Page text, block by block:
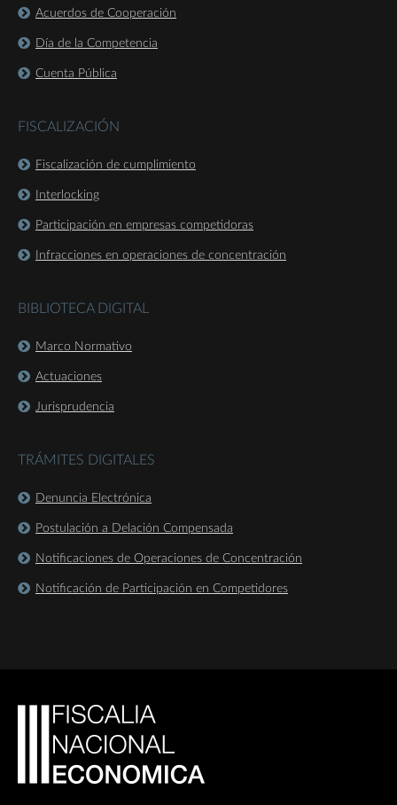
Acuerdos de Cooperación
Día de la Competencia
Cuenta Pública
FISCALIZACIÓN
Fiscalización de cumplimiento
Interlocking
Participación en empresas competidoras
Infracciones en operaciones de concentración
BIBLIOTECA DIGITAL
Marco Normativo
Actuaciones
Jurisprudencia
TRÁMITES DIGITALES
Denuncia Electrónica
Postulación a Delación Compensada
Notificaciones de Operaciones de Concentración
Notificación de Participación en Competidores